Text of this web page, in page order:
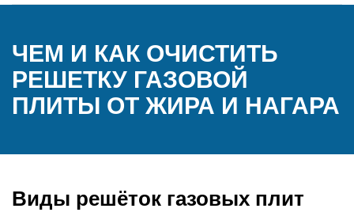
ЧЕМ И КАК ОЧИСТИТЬ
РЕШЕТКУ ГАЗОВОЙ
ПЛИТЫ ОТ ЖИРА И НАГАРА
Виды решёток газовых плит